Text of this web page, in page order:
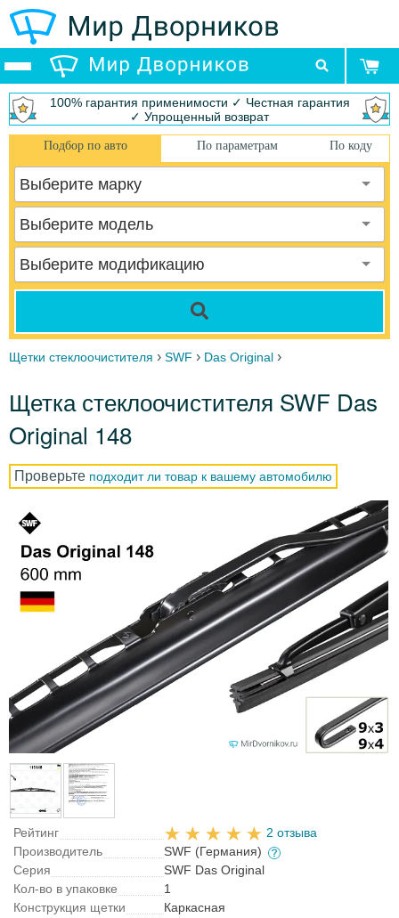
100% гарантия применимости ✓ Честная гарантия
✓ Упрощенный возврат
Подбор по авто По параметрам По коду
Выберите марку
Выберите модель
Выберите модификацию
Щетки стеклоочистителя › SWF › Das Original ›
Щетка стеклоочистителя SWF Das
Original 148
Проверьте подходит ли товар к вашему автомобилю
Рейтинг
2 отзыва
Производитель
SWF (Германия)
Серия
SWF Das Original
Кол-во в упаковке
1
Конструкция щетки
Каркасная